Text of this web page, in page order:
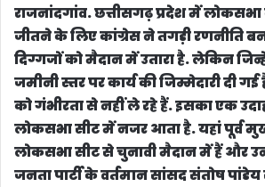
राजनांदगांव.छत्तीसगढ़ प्रदेश में लोकसभा
जीतने के लिए कांग्रेस ने तगड़ी रणनीति
दिग्गजों को मैदान में उतारा है. लेकिन
जमीनी स्तर पर कार्य की जिम्मेदारी दी
को गंभीरता से नहीं ले रहे हैं. इसका एक
लोकसभा सीट में नजर आता है. यहां पूर्व
लोकसभा सीट से चुनावी मैदान में हैं और
जनता पार्टी के वर्तमान सांसद संतोष